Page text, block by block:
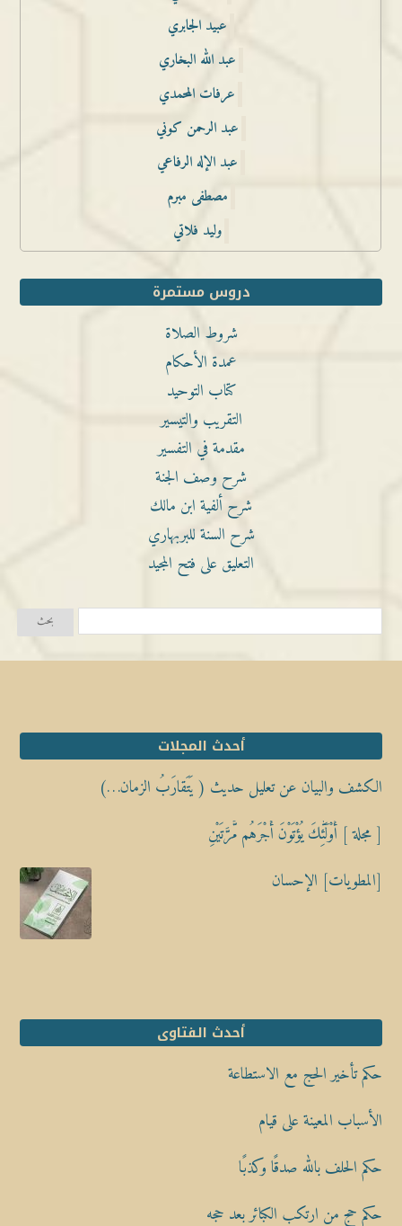
عبيد الجابري
عبد الله البخاري
عرفات المحمدي
عبد الرحمن كوني
عبد الإله الرفاعي
مصطفى مبرم
وليد فلاتي
دروس مستمرة
شروط الصلاة
عمدة الأحكام
كتاب التوحيد
التقريب والتيسير
مقدمة في التفسير
شرح وصف الجنة
شرح ألفية ابن مالك
شرح السنة للبربهاري
التعليق على فتح المجيد
أحدث المجلات
الكشف والبيان عن تعليل حديث ( يَتَقارَبُ الزمان…)
[ مجلة ] أُوْلَٰٓئِكَ يُؤْتَوْنَ أَجْرَهُم مَّرَّتَيْنِ
[المطويات] الإحسان
أحدث الفتاوى
حكم تأخير الحج مع الاستطاعة
الأسباب المعينة على قيام
حكم الحلف بالله صدقًا وكذبًا
حكم حج من ارتكب الكبائر بعد حجه